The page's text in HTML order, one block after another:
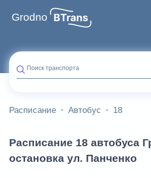
Grodno
Поиск транспорта
Расписание Автобус 18
Расписание 18 автобуса
остановка ул. Панченко